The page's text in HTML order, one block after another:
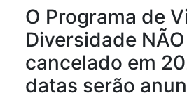
O Programa de
Diversidade
cancelado em
datas serão